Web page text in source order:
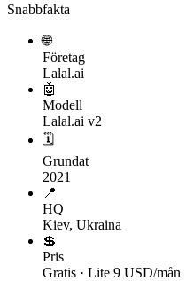
Snabbfakta
🌐
Företag
Lalal.ai
🤖
Modell
Lalal.ai v2
🗓
Grundat
2021
📍
HQ
Kiev, Ukraina
💲
Pris
Gratis · Lite 9 USD/mån